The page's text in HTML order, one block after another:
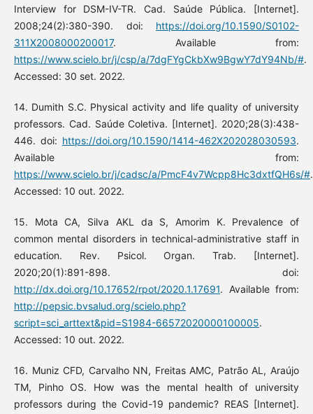
Interview for DSM-IV-TR. Cad. Saúde Pública. [Internet].
2008;24(2):380-390. doi: https://doi.org/10.1590/S0102-
311X2008000200017. Available from:
https://www.scielo.br/j/csp/a/7dgFYgCkbXw9BgwY7dY94Nb/#.
Accessed: 30 set. 2022.
14. Dumith S.C. Physical activity and life quality of university
professors. Cad. Saúde Coletiva. [Internet]. 2020;28(3):438-
446. doi: https://doi.org/10.1590/1414-462X202028030593.
Available from:
https://www.scielo.br/j/cadsc/a/PmcF4v7Wcpp8Hc3dxtfQH6s/#.
Accessed: 10 out. 2022.
15. Mota CA, Silva AKL da S, Amorim K. Prevalence of
common mental disorders in technical-administrative staff in
education. Rev. Psicol. Organ. Trab. [Internet].
2020;20(1):891-898. doi:
http://dx.doi.org/10.17652/rpot/2020.1.17691. Available from:
http://pepsic.bvsalud.org/scielo.php?
script=sci_arttext&pid=S1984-66572020000100005.
Accessed: 10 out. 2022.
16. Muniz CFD, Carvalho NN, Freitas AMC, Patrão AL, Araújo
TM, Pinho OS. How was the mental health of university
professors during the Covid-19 pandemic? REAS [Internet].